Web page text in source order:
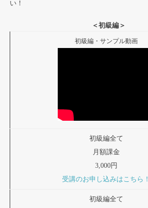
い！
＜初級編＞
初級編・サンプル動画
初級編全て
月額課金
3,000円
受講のお申し込みはこちら！
初級編全て